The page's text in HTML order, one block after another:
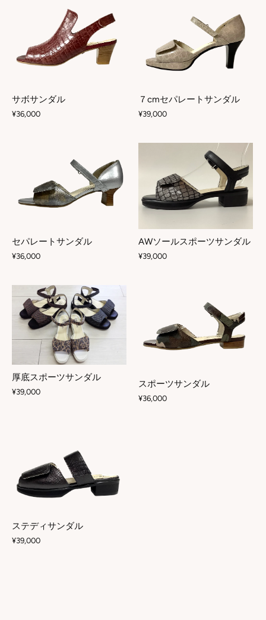
サボサンダル
¥36,000
７cmセパレートサンダル
¥39,000
セパレートサンダル
¥36,000
AWソールスポーツサンダル
¥39,000
厚底スポーツサンダル
¥39,000
スポーツサンダル
¥36,000
ステディサンダル
¥39,000